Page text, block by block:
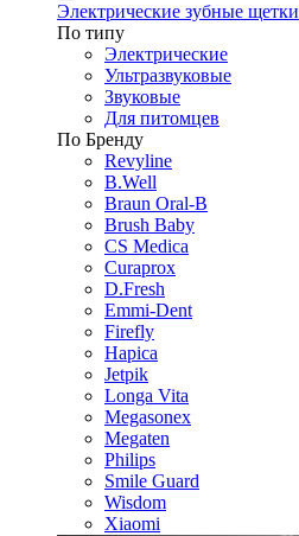
Электрические зубные щетки
По типу
Электрические
Ультразвуковые
Звуковые
Для питомцев
По Бренду
Revyline
B.Well
Braun Oral-B
Brush Baby
CS Medica
Curaprox
D.Fresh
Emmi-Dent
Firefly
Hapica
Jetpik
Longa Vita
Megasonex
Megaten
Philips
Smile Guard
Wisdom
Xiaomi